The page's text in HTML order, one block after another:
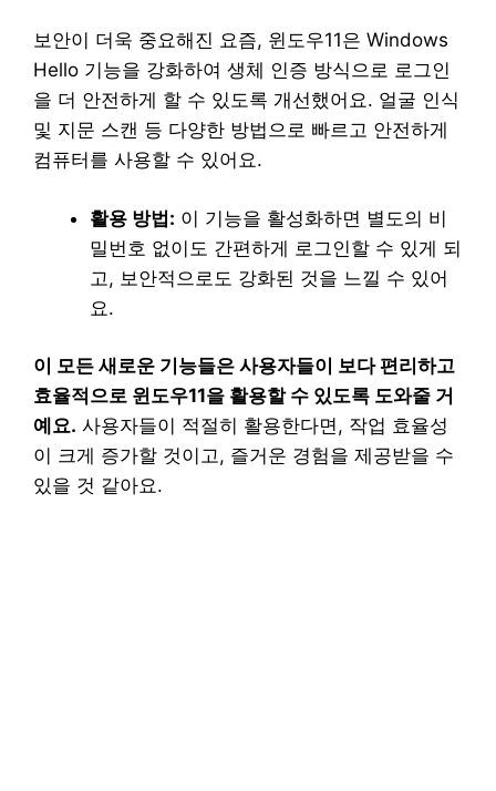
보안이 더욱 중요해진 요즘, 윈도우11은 Windows
Hello 기능을 강화하여 생체 인증 방식으로 로그인
을 더 안전하게 할 수 있도록 개선했어요. 얼굴 인식
및 지문 스캔 등 다양한 방법으로 빠르고 안전하게
컴퓨터를 사용할 수 있어요.
활용 방법: 이 기능을 활성화하면 별도의 비
밀번호 없이도 간편하게 로그인할 수 있게 되
고, 보안적으로도 강화된 것을 느낄 수 있어
요.
이 모든 새로운 기능들은 사용자들이 보다 편리하고
효율적으로 윈도우11을 활용할 수 있도록 도와줄 거
예요. 사용자들이 적절히 활용한다면, 작업 효율성
이 크게 증가할 것이고, 즐거운 경험을 제공받을 수
있을 것 같아요.